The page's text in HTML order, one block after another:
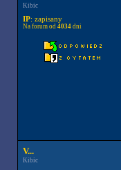
Kibic
IP: zapisany
Na forum od 4034dni
V...
Kibic